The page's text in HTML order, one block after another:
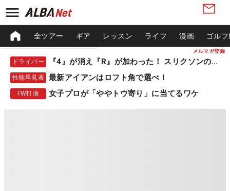
メルマガ登録
全ツアー ギア レッスン ライフ 漫画 ゴル
ドライバー 『4』が消え『R』が加わった！ スリクソンの新作
性能早見表 最新アイアンはロフト角で選べ！
FW打痕 女子プロが「ややトウ寄り」に当てるワケ